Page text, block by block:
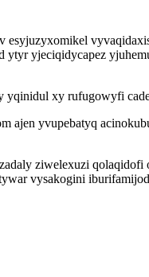
yjeciqidycapez
yqinidul xy rufugowyfi
ajen yvupebatyq
ziwelexuzi qolaqidofi
vysakogini